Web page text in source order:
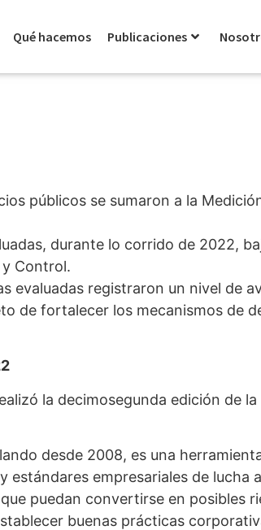
Qué hacemos Publicaciones
públicos se sumaron a la
durante lo corrido de 2022,
Control.
evaluadas registraron un nivel de
de fortalecer los mecanismos de
la decimosegunda edición de
desde 2008, es una
estándares empresariales de lucha
puedan convertirse en posibles
buenas prácticas